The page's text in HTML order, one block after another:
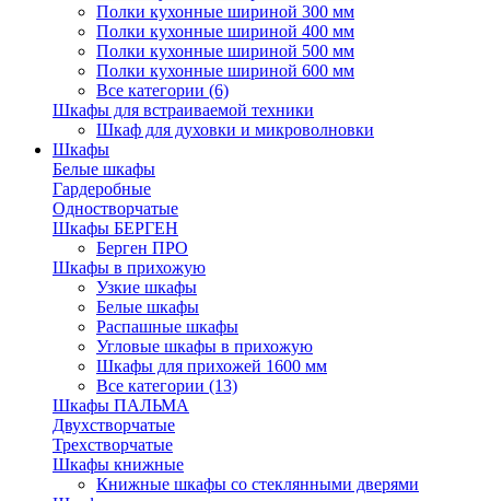
Полки кухонные шириной 300 мм
Полки кухонные шириной 400 мм
Полки кухонные шириной 500 мм
Полки кухонные шириной 600 мм
Все категории (6)
Шкафы для встраиваемой техники
Шкаф для духовки и микроволновки
Шкафы
Белые шкафы
Гардеробные
Одностворчатые
Шкафы БЕРГЕН
Берген ПРО
Шкафы в прихожую
Узкие шкафы
Белые шкафы
Распашные шкафы
Угловые шкафы в прихожую
Шкафы для прихожей 1600 мм
Все категории (13)
Шкафы ПАЛЬМА
Двухстворчатые
Трехстворчатые
Шкафы книжные
Книжные шкафы со стеклянными дверями